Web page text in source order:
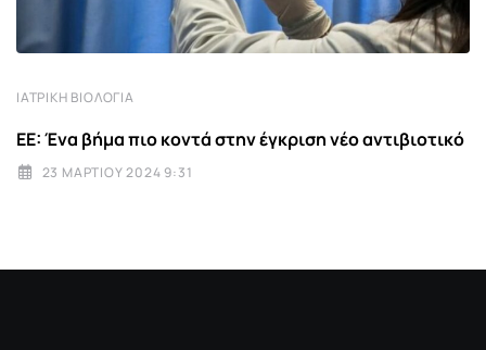
ΙΑΤΡΙΚΉ ΒΙΟΛΟΓΊΑ
EE: Ένα βήμα πιο κοντά στην έγκριση νέο αντιβιοτικό
23 ΜΑΡΤΊΟΥ 2024 9:31